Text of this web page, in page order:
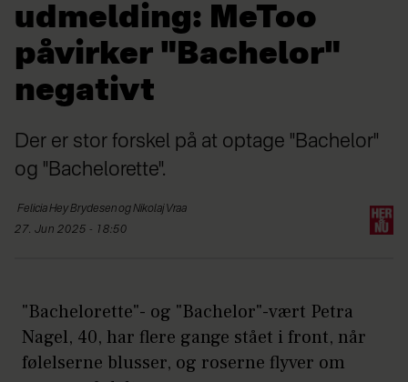
udmelding: MeToo
påvirker "Bachelor"
negativt
Der er stor forskel på at optage "Bachelor"
og "Bachelorette".
Felicia HeyBrydesen og Nikolaj Vraa
27. Jun 2025 - 18:50
"Bachelorette"- og "Bachelor"-vært Petra
Nagel, 40, har flere gange stået i front, når
følelserne blusser, og roserne flyver om